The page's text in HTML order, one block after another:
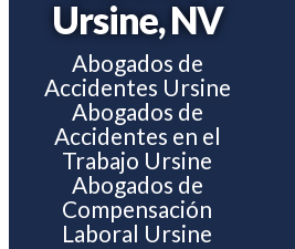
Ursine, NV
Abogados de
Accidentes Ursine
Abogados de
Accidentes en el
Trabajo Ursine
Abogados de
Compensación
Laboral Ursine